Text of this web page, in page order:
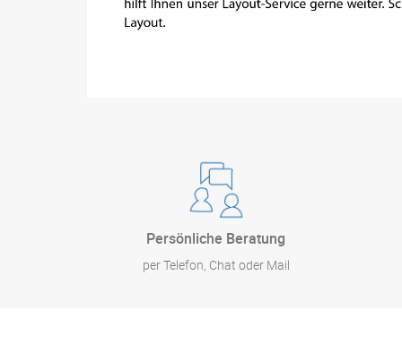
Persönliche Beratung
per Telefon, Chat oder Mail